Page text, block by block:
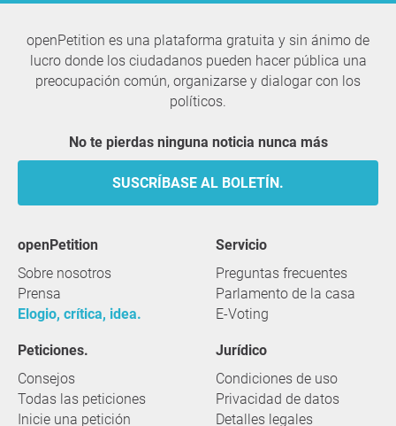
openPetition es una plataforma gratuita y sin ánimo de
lucro donde los ciudadanos pueden hacer pública una
preocupación común, organizarse y dialogar con los
políticos.
No te pierdas ninguna noticia nunca más
SUSCRÍBASE AL BOLETÍN.
openPetition
Sobre nosotros
Prensa
Elogio, crítica, idea.
servicio
Preguntas frecuentes
Parlamento de la casa
E-Voting
Peticiones.
Consejos
Todas las peticiones
Inicie una petición
Jurídico
Condiciones de uso
Privacidad de datos
Detalles legales